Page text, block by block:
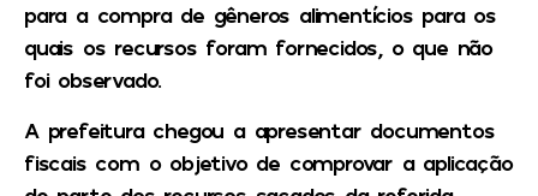
para a compra de gêneros alimentícios para os
quais os recursos foram fornecidos, o que não
foi observado.
A prefeitura chegou a apresentar documentos
fiscais com o objetivo de comprovar a aplicação